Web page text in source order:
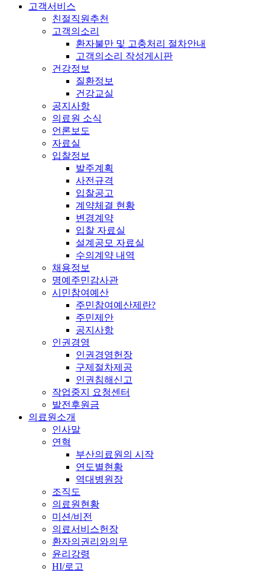
고객서비스
친절직원추천
고객의소리
환자불만 및 고충처리 절차안내
고객의소리 작성게시판
건강정보
질환정보
건강교실
공지사항
의료원 소식
언론보도
자료실
입찰정보
발주계획
사전규격
입찰공고
계약체결 현황
변경계약
입찰 자료실
설계공모 자료실
수의계약 내역
채용정보
명예주민감사관
시민참여예산
주민참여예산제란?
주민제안
공지사항
인권경영
인권경영헌장
구제절차제공
인권침해신고
작업중지 요청센터
발전후원금
의료원소개
인사말
연혁
부산의료원의 시작
연도별현황
역대병원장
조직도
의료원현황
미션/비전
의료서비스헌장
환자의권리와의무
윤리강령
HI/로고